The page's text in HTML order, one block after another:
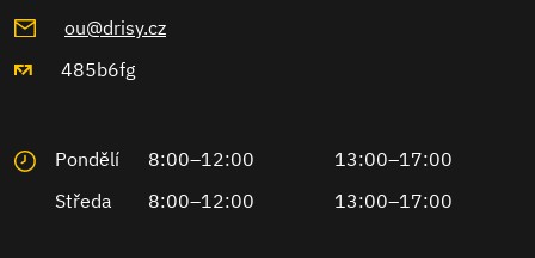
ou@drisy.cz
485b6fg
Pondělí 8:00–12:00
13:00–17:00
Středa
8:00–12:00 13:00–17:00